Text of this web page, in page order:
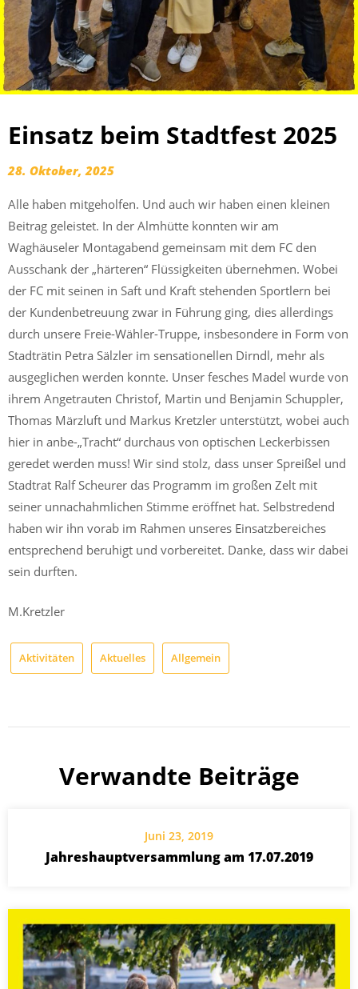
Einsatz beim Stadtfest 2025
28. Oktober, 2025
Alle haben mitgeholfen. Und auch wir haben einen kleinen
Beitrag geleistet. In der Almhütte konnten wir am
Waghäuseler Montagabend gemeinsam mit dem FC den
Ausschank der „härteren“ Flüssigkeiten übernehmen. Wobei
der FC mit seinen in Saft und Kraft stehenden Sportlern bei
der Kundenbetreuung zwar in Führung ging, dies allerdings
durch unsere Freie-Wähler-Truppe, insbesondere in Form von
Stadträtin Petra Sälzler im sensationellen Dirndl, mehr als
ausgeglichen werden konnte. Unser fesches Madel wurde von
ihrem Angetrauten Christof, Martin und Benjamin Schuppler,
Thomas Märzluft und Markus Kretzler unterstützt, wobei auch
hier in anbe-„Tracht“ durchaus von optischen Leckerbissen
geredet werden muss! Wir sind stolz, dass unser Spreißel und
Stadtrat Ralf Scheurer das Programm im großen Zelt mit
seiner unnachahmlichen Stimme eröffnet hat. Selbstredend
haben wir ihn vorab im Rahmen unseres Einsatzbereiches
entsprechend beruhigt und vorbereitet. Danke, dass wir dabei
sein durften.
M.Kretzler
Aktivitäten Aktuelles Allgemein
Verwandte Beiträge
Juni 23, 2019
Jahreshauptversammlung am 17.07.2019